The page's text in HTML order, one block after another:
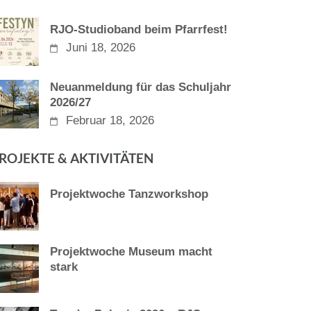
RJO-Studioband beim Pfarrfest!
Juni 18, 2026
Neuanmeldung für das Schuljahr
2026/27
Februar 18, 2026
& AKTIVITÄTEN
Projektwoche Tanzworkshop
Projektwoche Museum macht
stark